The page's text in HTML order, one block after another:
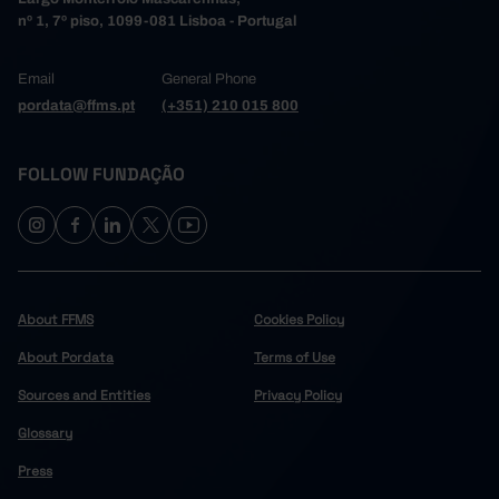
2017
15.0
18.0
2020
19.8
2022
2023
2024
nº 1, 7º piso, 1099-081 Lisboa - Portugal
Email
pordata@ffms.pt
General Phone
(+351) 210 015 800
FOLLOW FUNDAÇÃO
About FFMS
About Pordata
Sources and Entities
Glossary
Press
Cookies Policy
Terms of Use
Privacy Policy